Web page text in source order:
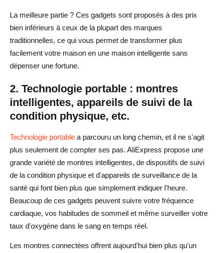
La meilleure partie ? Ces gadgets sont proposés à des prix
bien inférieurs à ceux de la plupart des marques
traditionnelles, ce qui vous permet de transformer plus
facilement votre maison en une maison intelligente sans
dépenser une fortune.
2. Technologie portable : montres
intelligentes, appareils de suivi de la
condition physique, etc.
Technologie portable a parcouru un long chemin, et il ne s'agit
plus seulement de compter ses pas. AliExpress propose une
grande variété de montres intelligentes, de dispositifs de suivi
de la condition physique et d'appareils de surveillance de la
santé qui font bien plus que simplement indiquer l'heure.
Beaucoup de ces gadgets peuvent suivre votre fréquence
cardiaque, vos habitudes de sommeil et même surveiller votre
taux d'oxygène dans le sang en temps réel.
Les montres connectées offrent aujourd'hui bien plus qu'un